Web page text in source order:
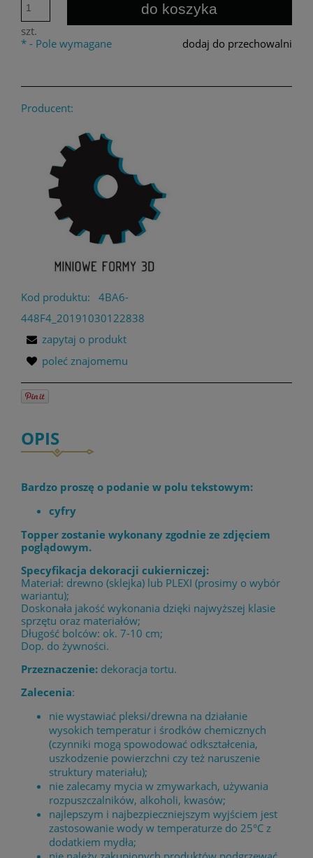
szt.
do koszyka
dodaj do przechowalni
* - Pole wymagane
Producent:
Kod produktu:
4BA6-
448F4_20191030122838
zapytaj o produkt
poleć znajomemu
OPIS
Bardzo proszę o podanie w polu tekstowym:
cyfry
Topper zostanie wykonany zgodnie ze zdjęciem
poglądowym.
Specyfikacja dekoracji cukierniczej:
Materiał: drewno (sklejka) lub PLEXI (prosimy o wybór
wariantu);
Doskonała jakość wykonania dzięki najwyższej klasie
sprzętu oraz materiałów;
Długość bolców: ok. 7-10 cm;
Dop. do żywności.
Przeznaczenie: dekoracja tortu.
Zalecenia:
nie wystawiać pleksi/drewna na działanie
wysokich temperatur i środków chemicznych
(czynniki mogą spowodować odkształcenia,
uszkodzenie powierzchni czy też naruszenie
struktury materiału);
nie zalecamy mycia w zmywarkach, używania
rozpuszczalników, alkoholi, kwasów;
najlepszym i najbezpieczniejszym wyjściem jest
zastosowanie wody w temperaturze do 25°C z
dodatkiem mydła;